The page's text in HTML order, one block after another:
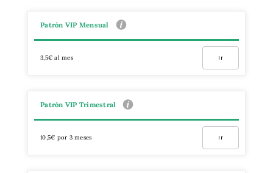
Patrón VIP Mensual
3,5€ al mes Ir
Patrón VIP Trimestral
10,5€ por 3 meses Ir